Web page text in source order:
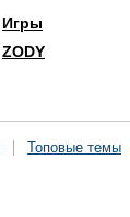
Игры
ZODY
Топовые темы